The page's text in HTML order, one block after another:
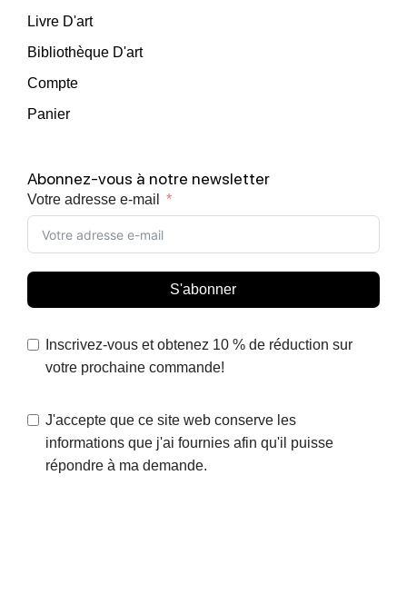
Livre D'art
Bibliothèque D'art
Compte
Panier
Abonnez-vous à notre newsletter
Votre adresse e-mail
S'abonner
Inscrivez-vous et obtenez 10 % de réduction sur
votre prochaine commande!
J'accepte que ce site web conserve les
informations que j'ai fournies afin qu'il puisse
répondre à ma demande.